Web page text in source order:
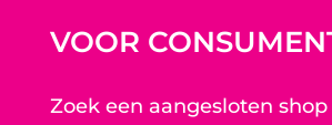
VOOR
Zoek een aangesloten shop